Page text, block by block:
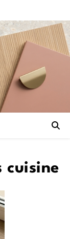
cuisine